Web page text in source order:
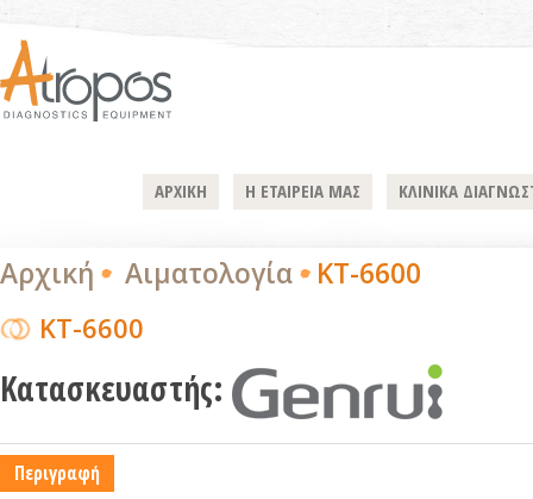
ΑΡΧΙΚΗ Η ΕΤΑΙΡΕΙΑ ΜΑΣ ΚΛΙΝΙΚΑ
Αρχική Αιματολογία KT-6600
KT-6600
Κατασκευαστής:
Περιγραφή